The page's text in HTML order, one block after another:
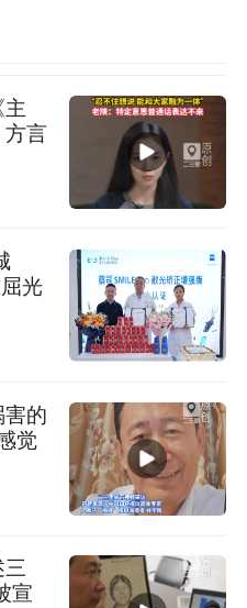
一思想认知，彻底扭
级清晰、权责明确的
倒逼制度落地、整改
推动医院治理能力稳
质控、病案、感控、
出指导性部署。一是
升；二是严格执行十
疗关键环节，全流程
案与数据管理，严抓
事件，持续优化护理
主
方言
光
害的
三
宣